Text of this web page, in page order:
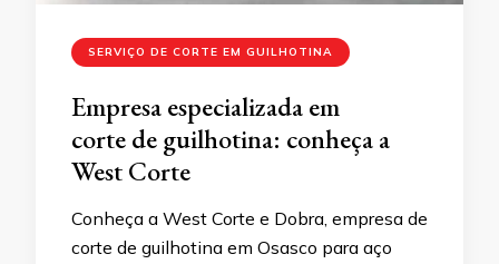
SERVIÇO DE CORTE EM GUILHOTINA
Empresa especializada em
corte de guilhotina: conheça a
West Corte
Conheça a West Corte e Dobra, empresa de
corte de guilhotina em Osasco para aço